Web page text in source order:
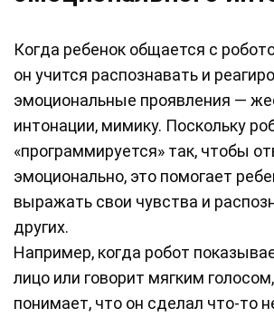
Когда ребенок общается с
он учится распознавать и
эмоциональные проявления —
интонации, мимику. Поскольку
«программируется» так, чтобы
эмоционально, это помогает
выражать свои чувства и
других.
Например, когда робот
лицо или говорит мягким
понимает, что он сделал что-то